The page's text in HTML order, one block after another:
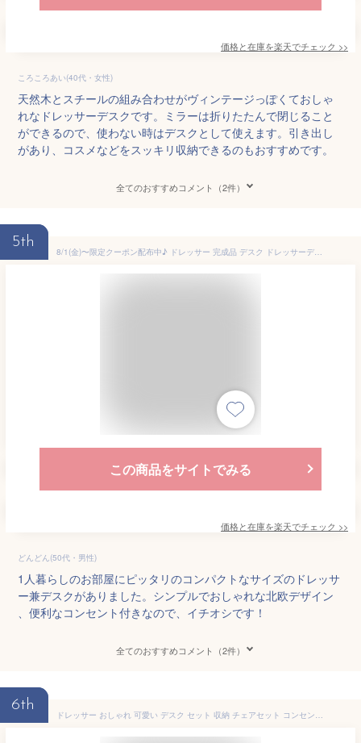
価格と在庫を楽天でチェック >>
ころころあい(40代・女性)
天然木とスチールの組み合わせがヴィンテージっぽくておしゃ
れなドレッサーデスクです。ミラーは折りたたんで閉じること
ができるので、使わない時はデスクとして使えます。引き出し
があり、コスメなどをスッキリ収納できるのもおすすめです。
全てのおすすめコメント（2件）
5th
8/1(金)〜限定クーポン配布中♪ ドレッサー 完成品 デスク ドレッサーデスク 兼用 かわいい コンセント付き ミラー テーブル 鏡台 収納 白 おしゃれ 北欧 幅80cm 可愛い 椅子付き アンティーク 韓国 当店限定 ＜Anri/ANK70-80D＞
この商品をサイトでみる
価格と在庫を楽天でチェック >>
どんどん(50代・男性)
1人暮らしのお部屋にピッタリのコンパクトなサイズのドレッサ
ー兼デスクがありました。シンプルでおしゃれな北欧デザイン
、便利なコンセント付きなので、イチオシです！
全てのおすすめコメント（2件）
6th
ドレッサー おしゃれ 可愛い デスク セット 収納 チェアセット コンセント付き送料無料 鏡台 化粧台 ミラー コスメ 収納 メイク台 メーク台 椅子付き ホワイト ブラウン【AR対応】